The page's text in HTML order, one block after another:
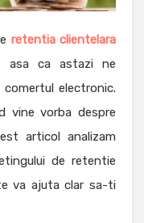
retentia clientelara
asa ca astazi ne
electronic.
vine vorba despre
articol analizam
de retentie
va ajuta clar sa-ti